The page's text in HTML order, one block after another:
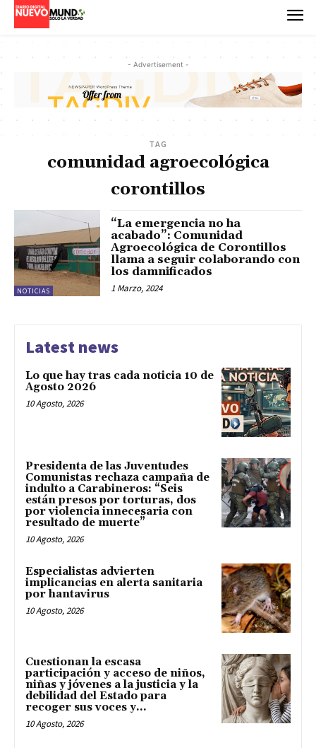
- Advertisement -
TAG
comunidad agroecológica
corontillos
NOTICIAS
“La emergencia no ha
acabado”: Comunidad
Agroecológica de Corontillos
llama a seguir colaborando con
los damnificados
1 Marzo, 2024
Latest news
Lo que hay tras cada noticia 10 de
Agosto 2026
10 Agosto, 2026
Presidenta de las Juventudes
Comunistas rechaza campaña de
indulto a Carabineros: “Seis
están presos por torturas, dos
por violencia innecesaria con
resultado de muerte”
10 Agosto, 2026
Especialistas advierten
implicancias en alerta sanitaria
por hantavirus
10 Agosto, 2026
Cuestionan la escasa
participación y acceso de niños,
niñas y jóvenes a la justicia y la
debilidad del Estado para
recoger sus voces y...
10 Agosto, 2026